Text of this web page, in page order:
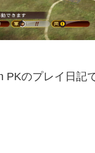
のプレイ日記で